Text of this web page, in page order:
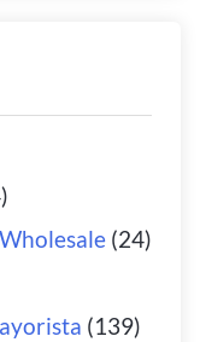
(24)
(139)